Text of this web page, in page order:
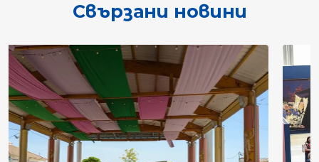
Свързани новини